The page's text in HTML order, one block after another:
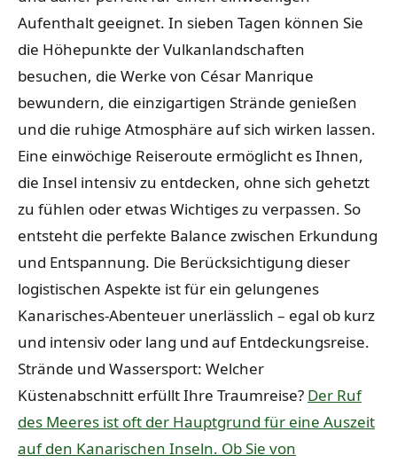
Aufenthalt geeignet. In sieben Tagen können Sie
die Höhepunkte der Vulkanlandschaften
besuchen, die Werke von César Manrique
bewundern, die einzigartigen Strände genießen
und die ruhige Atmosphäre auf sich wirken lassen.
Eine einwöchige Reiseroute ermöglicht es Ihnen,
die Insel intensiv zu entdecken, ohne sich gehetzt
zu fühlen oder etwas Wichtiges zu verpassen. So
entsteht die perfekte Balance zwischen Erkundung
und Entspannung. Die Berücksichtigung dieser
logistischen Aspekte ist für ein gelungenes
Kanarisches-Abenteuer unerlässlich – egal ob kurz
und intensiv oder lang und auf Entdeckungsreise.
Strände und Wassersport: Welcher
Küstenabschnitt erfüllt Ihre Traumreise? Der Ruf
des Meeres ist oft der Hauptgrund für eine Auszeit
auf den Kanarischen Inseln. Ob Sie von